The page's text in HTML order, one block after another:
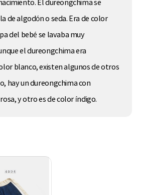
El dureongchima se
de algodón o seda. Era de color
del bebé se lavaba muy
el dureongchima era
blanco, existen algunos de otros
hay un dureongchima con
y otro es de color índigo.